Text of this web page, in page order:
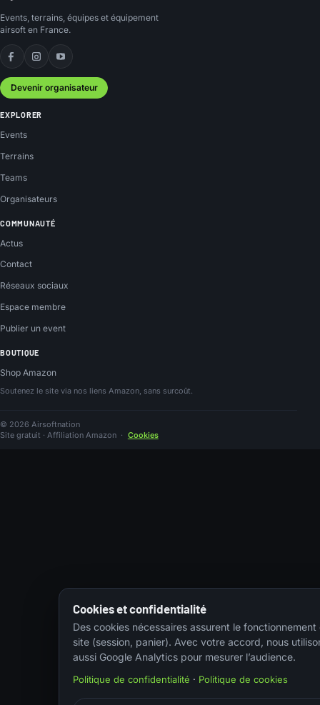
Events, terrains, équipes et équipement
airsoft en France.
Facebook
Instagram
YouTube
Devenir organisateur
EXPLORER
Events
Terrains
Teams
Organisateurs
COMMUNAUTÉ
Actus
Contact
Réseaux sociaux
Espace membre
Publier un event
BOUTIQUE
Shop Amazon
Soutenez le site via nos liens Amazon, sans surcoût.
© 2026 Airsoftnation
Site gratuit · Affiliation Amazon · Cookies
Cookies et confidentialité
Des cookies nécessaires assurent le fonctionnement
site (session, panier). Avec votre accord, nous
aussi Google Analytics pour mesurer l’audience.
Politique de confidentialité · Politique de cookies